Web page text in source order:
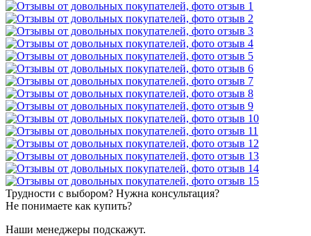
Трудности с выбором? Нужна консультация?
Не понимаете как купить?
Наши менеджеры подскажут.